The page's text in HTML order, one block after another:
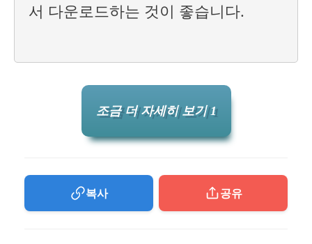
서 다운로드하는 것이 좋습니다.
조금 더 자세히 보기 1
복사 공유